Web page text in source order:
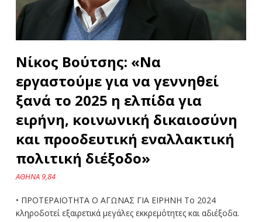
Νίκος Βούτσης: «Να
εργαστούμε για να γεννηθεί
ξανά το 2025 η ελπίδα για
ειρήνη, κοινωνική δικαιοσύνη
και προοδευτική εναλλακτική
πολιτική διέξοδο»
ΑΘΗΝΑ 9,84
• ΠΡΟΤΕΡΑΙΟΤΗΤΑ Ο ΑΓΩΝΑΣ ΓΙΑ ΕΙΡΗΝΗ Το 2024
κληροδοτεί εξαιρετικά μεγάλες εκκρεμότητες και αδιέξοδα.